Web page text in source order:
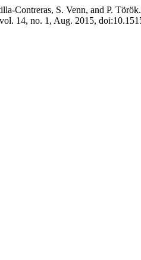
Contreras, S. Venn, and P.
14, no. 1, Aug. 2015,